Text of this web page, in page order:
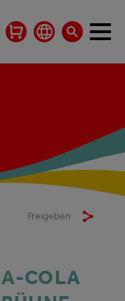
Freigeben
COLA